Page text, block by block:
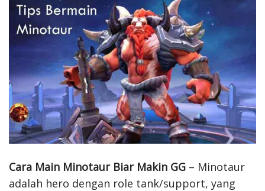
Cara Main Minotaur Biar Makin GG – Minotaur
adalah hero dengan role tank/support, yang